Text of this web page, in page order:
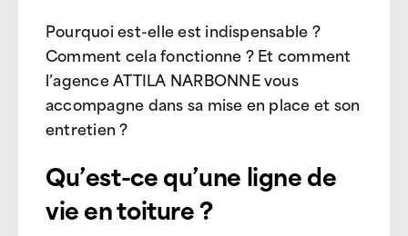
Pourquoi est-elle est indispensable ?
Comment cela fonctionne ? Et comment
l’agence ATTILA NARBONNE vous
accompagne dans sa mise en place et son
entretien ?
Qu’est-ce qu’une ligne de
vie en toiture ?